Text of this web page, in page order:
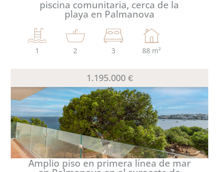
piscina comunitaria, cerca de la
playa en Palmanova
1 2 3 88 m²
1.195.000 €
Amplio piso en primera línea de mar